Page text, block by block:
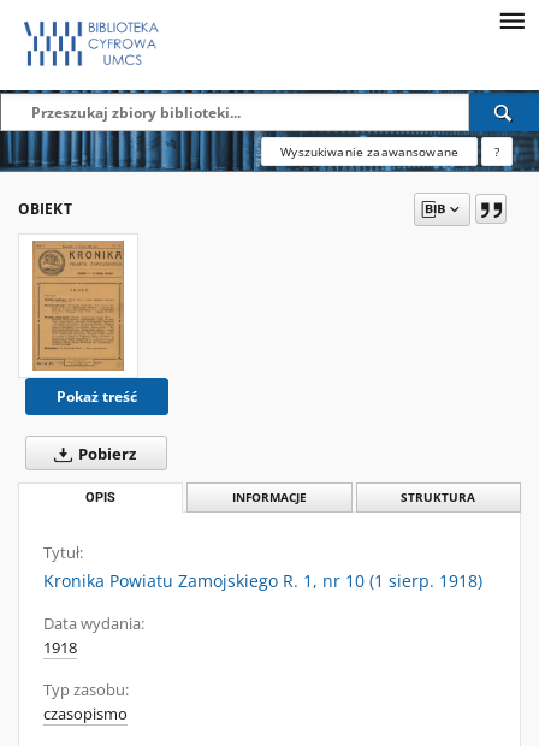
Wyszukiwanie zaawansowane ?
OBIEKT
Pokaż treść
Pobierz
OPIS INFORMACJE STRUKTURA
Tytuł:
Kronika Powiatu Zamojskiego R. 1, nr 10 (1 sierp. 1918)
Data wydania:
1918
Typ zasobu:
czasopismo